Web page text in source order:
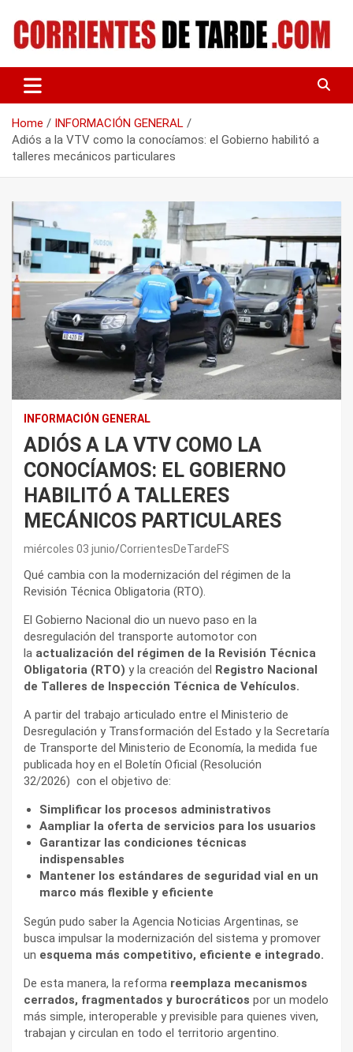
content
CORRIENTES DE TARDE
Home
INFORMACIÓN GENERAL
Adiós a la VTV como la conocíamos: el Gobierno habilitó a
talleres mecánicos particulares
INFORMACIÓN GENERAL
ADIÓS A LA VTV COMO LA
CONOCÍAMOS: EL GOBIERNO
HABILITÓ A TALLERES
MECÁNICOS PARTICULARES
miércoles 03 junio CorrientesDeTardeFS
Qué cambia con la modernización del régimen de la
Revisión Técnica Obligatoria (RTO).
El Gobierno Nacional dio un nuevo paso en la
desregulación del transporte automotor con
la actualización del régimen de la Revisión Técnica
Obligatoria (RTO) y la creación del Registro Nacional
de Talleres de Inspección Técnica de Vehículos.
A partir del trabajo articulado entre el Ministerio de
Desregulación y Transformación del Estado y la Secretaría
de Transporte del Ministerio de Economía, la medida fue
publicada hoy en el Boletín Oficial (Resolución
32/2026) con el objetivo de:
Simplificar los procesos administrativos
Aampliar la oferta de servicios para los usuarios
Garantizar las condiciones técnicas
indispensables
Mantener los estándares de seguridad vial en un
marco más flexible y eficiente
Según pudo saber la Agencia Noticias Argentinas, se
busca impulsar la modernización del sistema y promover
un esquema más competitivo, eficiente e integrado.
De esta manera, la reforma reemplaza mecanismos
cerrados, fragmentados y burocráticos por un modelo
más simple, interoperable y previsible para quienes viven,
trabajan y circulan en todo el territorio argentino.